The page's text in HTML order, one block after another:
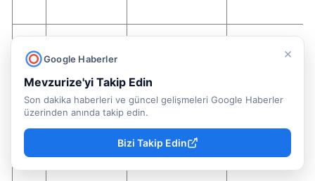
×
Google Haberler
Mevzurize'yi Takip Edin
Son dakika haberleri ve güncel gelişmeleri Google Haberler
üzerinden anında takip edin.
Bizi Takip Edin
31
Mühendislik-
Mimarlık
Fakültesi
Mimarlık Bina Bilgisi